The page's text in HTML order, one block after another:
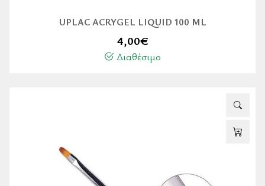
UPLAC ACRYGEL LIQUID 100 ML
4,00€
Διαθέσιμο